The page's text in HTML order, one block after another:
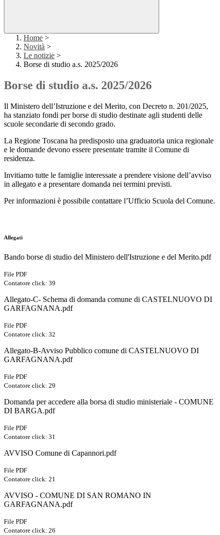
Home >
Novità >
Le notizie >
Borse di studio a.s. 2025/2026
Borse di studio a.s. 2025/2026
Il Ministero dell’Istruzione e del Merito, con Decreto n. 201/2025,
ha stanziato fondi per borse di studio destinate agli studenti delle
scuole secondarie di secondo grado.
La Regione Toscana ha predisposto una graduatoria unica regionale
e le domande devono essere presentate tramite il Comune di
residenza.
Invitiamo tutte le famiglie interessate a prendere visione dell’avviso
in allegato e a presentare domanda nei termini previsti.
Per informazioni è possibile contattare l’Ufficio Scuola del Comune.
Allegati
Bando borse di studio del Ministero dell'Istruzione e del Merito.pdf
File PDF
Contatore click: 39
Allegato-C- Schema di domanda comune di CASTELNUOVO DI
GARFAGNANA.pdf
File PDF
Contatore click: 32
Allegato-B-Avviso Pubblico comune di CASTELNUOVO DI
GARFAGNANA.pdf
File PDF
Contatore click: 29
Domanda per accedere alla borsa di studio ministeriale - COMUNE
DI BARGA.pdf
File PDF
Contatore click: 31
AVVISO Comune di Capannori.pdf
File PDF
Contatore click: 21
AVVISO - COMUNE DI SAN ROMANO IN
GARFAGNANA.pdf
File PDF
Contatore click: 26